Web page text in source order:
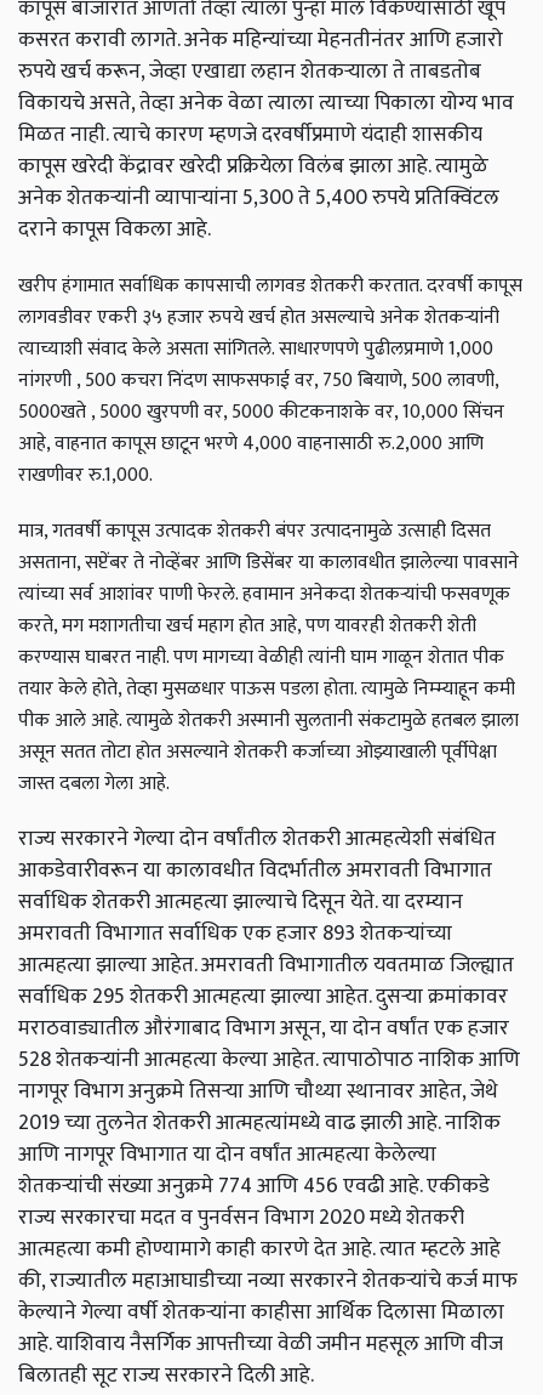
कापूस बाजारात आणतो तेव्हा त्याला पुन्हा माल विकण्यासाठी खूप
कसरत करावी लागते. अनेक महिन्यांच्या मेहनतीनंतर आणि हजारो
रुपये खर्च करून, जेव्हा एखाद्या लहान शेतकऱ्याला ते ताबडतोब
विकायचे असते, तेव्हा अनेक वेळा त्याला त्याच्या पिकाला योग्य भाव
मिळत नाही. त्याचे कारण म्हणजे दरवर्षीप्रमाणे यंदाही शासकीय
कापूस खरेदी केंद्रावर खरेदी प्रक्रियेला विलंब झाला आहे. त्यामुळे
अनेक शेतकऱ्यांनी व्यापाऱ्यांना 5,300 ते 5,400 रुपये प्रतिक्विंटल
दराने कापूस विकला आहे.
खरीप हंगामात सर्वाधिक कापसाची लागवड शेतकरी करतात. दरवर्षी कापूस
लागवडीवर एकरी ३५ हजार रुपये खर्च होत असल्याचे अनेक शेतकऱ्यांनी
त्याच्याशी संवाद केले असता सांगितले. साधारणपणे पुढीलप्रमाणे 1,000
नांगरणी , 500 कचरा निंदण साफसफाई वर, 750 बियाणे, 500 लावणी,
5000खते , 5000 खुरपणी वर, 5000 कीटकनाशके वर, 10,000 सिंचन
आहे, वाहनात कापूस छाटून भरणे 4,000 वाहनासाठी रु.2,000 आणि
राखणीवर रु.1,000.
मात्र, गतवर्षी कापूस उत्पादक शेतकरी बंपर उत्पादनामुळे उत्साही दिसत
असताना, सप्टेंबर ते नोव्हेंबर आणि डिसेंबर या कालावधीत झालेल्या पावसाने
त्यांच्या सर्व आशांवर पाणी फेरले. हवामान अनेकदा शेतकर्‍यांची फसवणूक
करते, मग मशागतीचा खर्च महाग होत आहे, पण यावरही शेतकरी शेती
करण्यास घाबरत नाही. पण मागच्या वेळीही त्यांनी घाम गाळून शेतात पीक
तयार केले होते, तेव्हा मुसळधार पाऊस पडला होता. त्यामुळे निम्म्याहून कमी
पीक आले आहे. त्यामुळे शेतकरी अस्मानी सुलतानी संकटामुळे हतबल झाला
असून सतत तोटा होत असल्याने शेतकरी कर्जाच्या ओझ्याखाली पूर्वीपेक्षा
जास्त दबला गेला आहे.
राज्य सरकारने गेल्या दोन वर्षांतील शेतकरी आत्महत्येशी संबंधित
आकडेवारीवरून या कालावधीत विदर्भातील अमरावती विभागात
सर्वाधिक शेतकरी आत्महत्या झाल्याचे दिसून येते. या दरम्यान
अमरावती विभागात सर्वाधिक एक हजार 893 शेतकऱ्यांच्या
आत्महत्या झाल्या आहेत. अमरावती विभागातील यवतमाळ जिल्ह्यात
सर्वाधिक 295 शेतकरी आत्महत्या झाल्या आहेत. दुसऱ्या क्रमांकावर
मराठवाड्यातील औरंगाबाद विभाग असून, या दोन वर्षांत एक हजार
528 शेतकऱ्यांनी आत्महत्या केल्या आहेत. त्यापाठोपाठ नाशिक आणि
नागपूर विभाग अनुक्रमे तिसऱ्या आणि चौथ्या स्थानावर आहेत, जेथे
2019 च्या तुलनेत शेतकरी आत्महत्यांमध्ये वाढ झाली आहे. नाशिक
आणि नागपूर विभागात या दोन वर्षांत आत्महत्या केलेल्या
शेतकऱ्यांची संख्या अनुक्रमे 774 आणि 456 एवढी आहे. एकीकडे
राज्य सरकारचा मदत व पुनर्वसन विभाग 2020 मध्ये शेतकरी
आत्महत्या कमी होण्यामागे काही कारणे देत आहे. त्यात म्हटले आहे
की, राज्यातील महाआघाडीच्या नव्या सरकारने शेतकऱ्यांचे कर्ज माफ
केल्याने गेल्या वर्षी शेतकऱ्यांना काहीसा आर्थिक दिलासा मिळाला
आहे. याशिवाय नैसर्गिक आपत्तीच्या वेळी जमीन महसूल आणि वीज
बिलातही सूट राज्य सरकारने दिली आहे.